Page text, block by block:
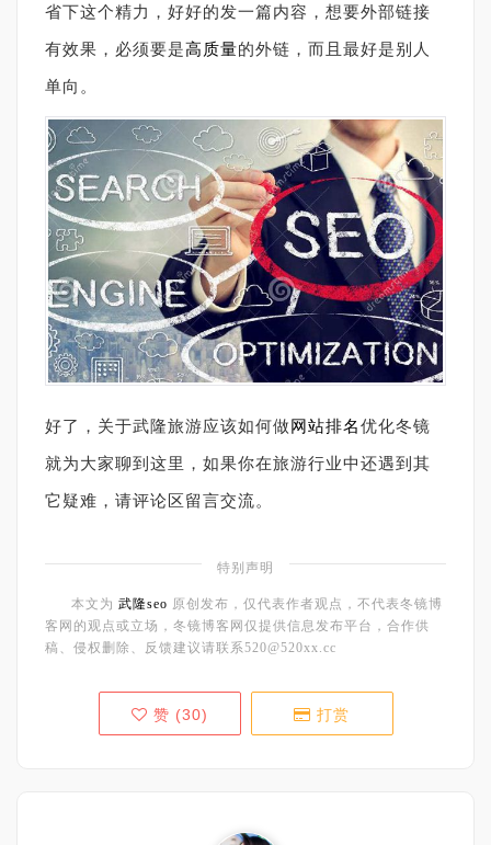
省下这个精力，好好的发一篇内容，想要外部链接
有效果，必须要是高质量的外链，而且最好是别人
单向。
好了，关于武隆旅游应该如何做网站排名优化冬镜
就为大家聊到这里，如果你在旅游行业中还遇到其
它疑难，请评论区留言交流。
特别声明
本文为 武隆seo 原创发布，仅代表作者观点，不代表冬镜博
客网的观点或立场，冬镜博客网仅提供信息发布平台，合作供
稿、侵权删除、反馈建议请联系520@520xx.cc
赞 (30) 打赏